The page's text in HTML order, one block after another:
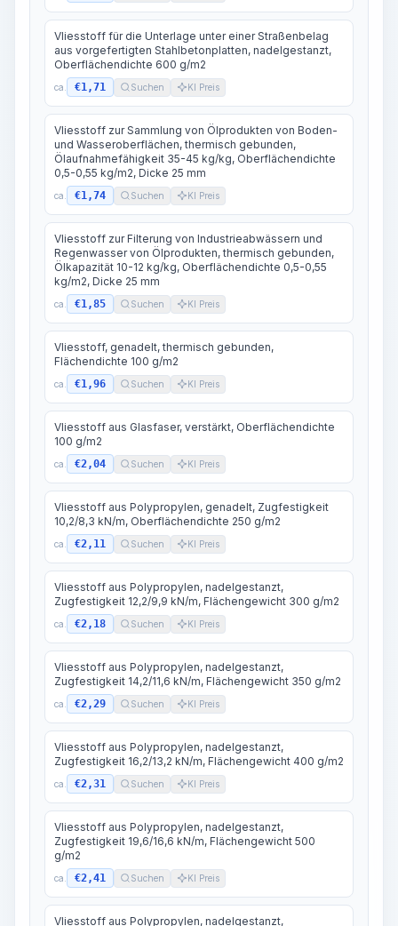
Vliesstoff für die Unterlage unter einer Straßenbelag
aus vorgefertigten Stahlbetonplatten, nadelgestanzt,
Oberflächendichte 600 g/m2
ca. €1,71 Suchen KI Preis
Vliesstoff zur Sammlung von Ölprodukten von Boden-
und Wasseroberflächen, thermisch gebunden,
Ölaufnahmefähigkeit 35-45 kg/kg, Oberflächendichte
0,5-0,55 kg/m2, Dicke 25 mm
ca. €1,74 Suchen KI Preis
Vliesstoff zur Filterung von Industrieabwässern und
Regenwasser von Ölprodukten, thermisch gebunden,
Ölkapazität 10-12 kg/kg, Oberflächendichte 0,5-0,55
kg/m2, Dicke 25 mm
ca. €1,85 Suchen KI Preis
Vliesstoff, genadelt, thermisch gebunden,
Flächendichte 100 g/m2
ca. €1,96 Suchen KI Preis
Vliesstoff aus Glasfaser, verstärkt, Oberflächendichte
100 g/m2
ca. €2,04 Suchen KI Preis
Vliesstoff aus Polypropylen, genadelt, Zugfestigkeit
10,2/8,3 kN/m, Oberflächendichte 250 g/m2
ca. €2,11 Suchen KI Preis
Vliesstoff aus Polypropylen, nadelgestanzt,
Zugfestigkeit 12,2/9,9 kN/m, Flächengewicht 300 g/m2
ca. €2,18 Suchen KI Preis
Vliesstoff aus Polypropylen, nadelgestanzt,
Zugfestigkeit 14,2/11,6 kN/m, Flächengewicht 350 g/m2
ca. €2,29 Suchen KI Preis
Vliesstoff aus Polypropylen, nadelgestanzt,
Zugfestigkeit 16,2/13,2 kN/m, Flächengewicht 400 g/m2
ca. €2,31 Suchen KI Preis
Vliesstoff aus Polypropylen, nadelgestanzt,
Zugfestigkeit 19,6/16,6 kN/m, Flächengewicht 500
g/m2
ca. €2,41 Suchen KI Preis
Vliesstoff aus Polypropylen, nadelgestanzt,